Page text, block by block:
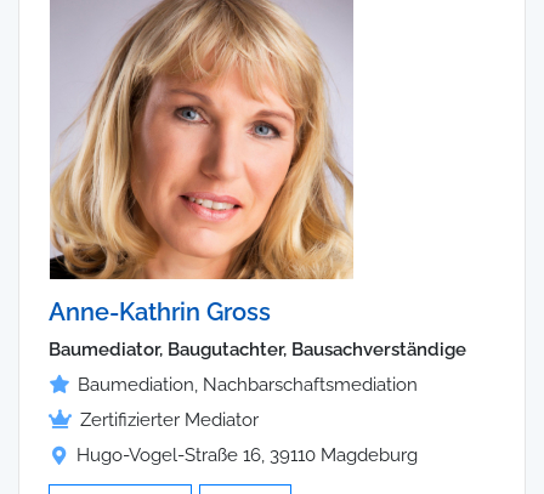
Anne-Kathrin Gross
Baumediator, Baugutachter, Bausachverständige
Baumediation, Nachbarschaftsmediation
Zertifizierter Mediator
Hugo-Vogel-Straße 16, 39110 Magdeburg